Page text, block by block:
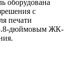
оборудована
с
печати
3.8-дюймовым ЖК-